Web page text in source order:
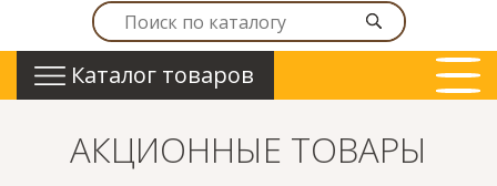
Каталог товаров
АКЦИОННЫЕ ТОВАРЫ